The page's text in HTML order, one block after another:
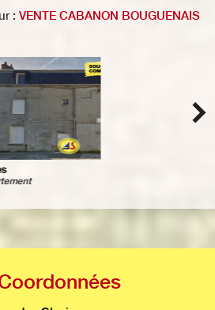
: VENTE CABANON BOUGUENAIS
à batir